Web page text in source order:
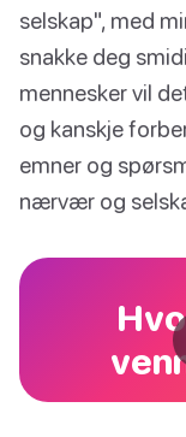
selskap", med
snakke deg
mennesker vil
og kanskje
emner og
nærvær og